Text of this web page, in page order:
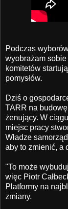
Podczas
wyobrażam
komitetów
pomysłów.
Dziś o
TARR na
żenujący. W
miejsc pracy
Władze
aby to zmienić, a
"To może
więc Piotr
Platformy na
zmiany.